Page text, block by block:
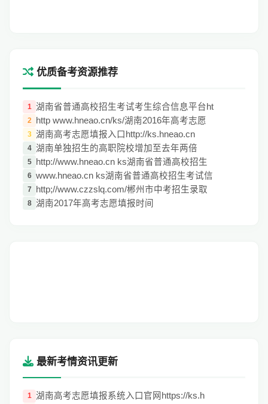
优质备考资源推荐
1 湖南省普通高校招生考试考生综合信息平台ht
2 http www.hneao.cn/ks/湖南2016年高考志愿
3 湖南高考志愿填报入口http://ks.hneao.cn
4 湖南单独招生的高职院校增加至去年两倍
5 http://www.hneao.cn ks湖南省普通高校招生
6 www.hneao.cn ks湖南省普通高校招生考试信
7 http;//www.czzslq.com/郴州市中考招生录取
8 湖南2017年高考志愿填报时间
最新考情资讯更新
1 湖南高考志愿填报系统入口官网https://ks.h